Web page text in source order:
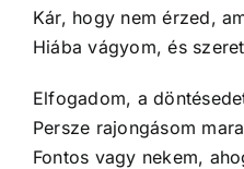
Kár, hogy nem érzed,
Hiába vágyom, és
Elfogadom, a
Persze rajongásom
Fontos vagy nekem,